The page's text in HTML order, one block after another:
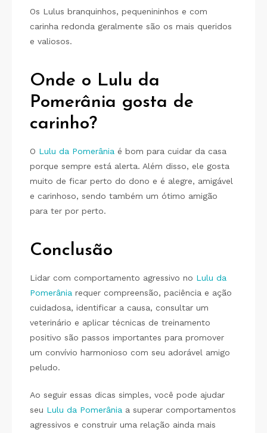
Os Lulus branquinhos, pequenininhos e com
carinha redonda geralmente são os mais queridos
e valiosos.
Onde o Lulu da
Pomerânia gosta de
carinho?
O Lulu da Pomerânia é bom para cuidar da casa
porque sempre está alerta. Além disso, ele gosta
muito de ficar perto do dono e é alegre, amigável
e carinhoso, sendo também um ótimo amigão
para ter por perto.
Conclusão
Lidar com comportamento agressivo no Lulu da
Pomerânia requer compreensão, paciência e ação
cuidadosa, identificar a causa, consultar um
veterinário e aplicar técnicas de treinamento
positivo são passos importantes para promover
um convívio harmonioso com seu adorável amigo
peludo.
Ao seguir essas dicas simples, você pode ajudar
seu Lulu da Pomerânia a superar comportamentos
agressivos e construir uma relação ainda mais